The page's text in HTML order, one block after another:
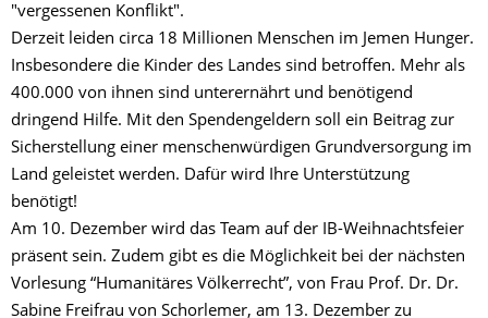
"vergessenen Konflikt".
Derzeit leiden circa 18 Millionen Menschen im Jemen Hunger.
Insbesondere die Kinder des Landes sind betroffen. Mehr als
400.000 von ihnen sind unterernährt und benötigend
dringend Hilfe. Mit den Spendengeldern soll ein Beitrag zur
Sicherstellung einer menschenwürdigen Grundversorgung im
Land geleistet werden. Dafür wird Ihre Unterstützung
benötigt!
Am 10. Dezember wird das Team auf der IB-Weihnachtsfeier
präsent sein. Zudem gibt es die Möglichkeit bei der nächsten
Vorlesung “Humanitäres Völkerrecht”, von Frau Prof. Dr. Dr.
Sabine Freifrau von Schorlemer, am 13. Dezember zu